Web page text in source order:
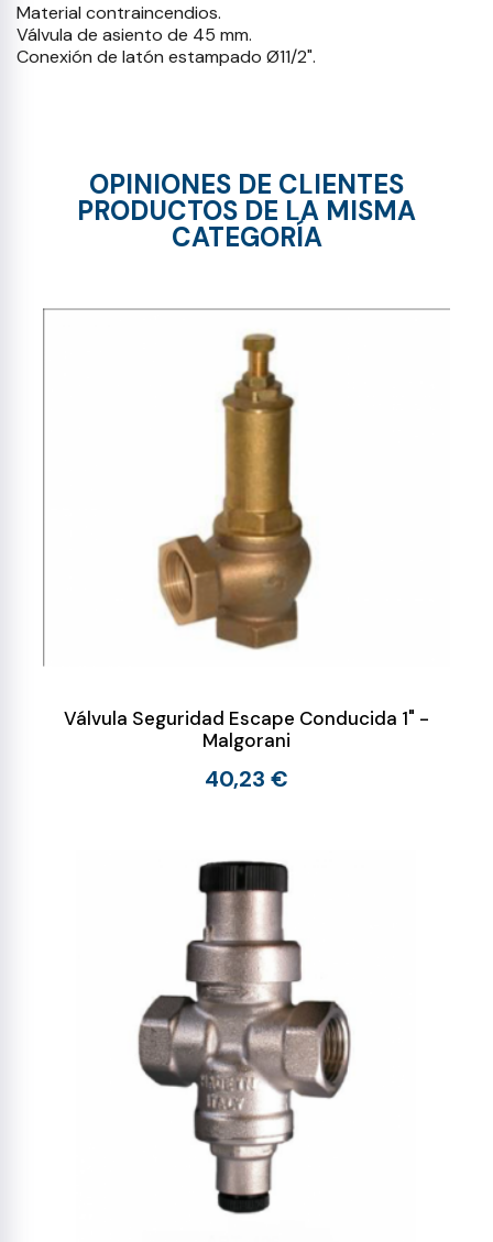
Material contraincendios.
Válvula de asiento de 45 mm.
Conexión de latón estampado Ø11/2".
OPINIONES DE CLIENTES
PRODUCTOS DE LA MISMA
CATEGORÍA
Válvula Seguridad Escape Conducida 1" -
Malgorani
40,23 €